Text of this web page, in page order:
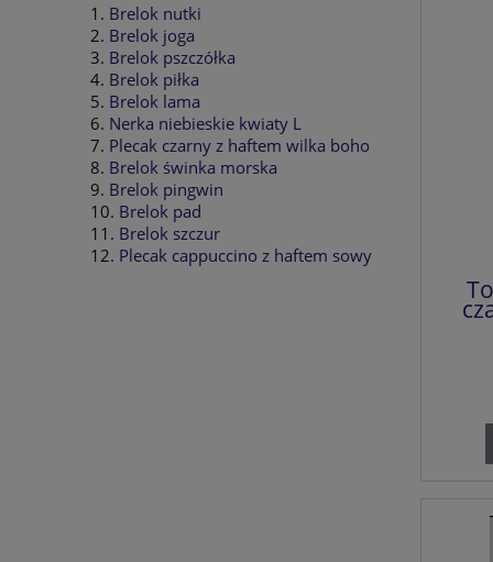
Brelok nutki
Brelok joga
Brelok pszczółka
Brelok piłka
Brelok lama
Nerka niebieskie kwiaty L
Plecak czarny z haftem wilka boho
Brelok świnka morska
Brelok pingwin
Brelok pad
Brelok szczur
Plecak cappuccino z haftem sowy